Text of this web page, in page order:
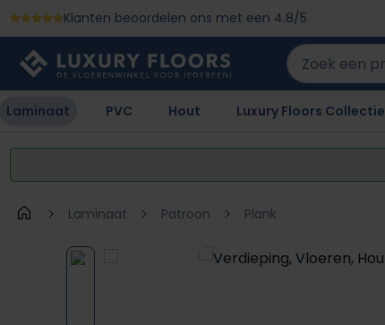
naar de hoofdinhoud
Ga naar de zoekopdracht
Ga naar de hoofdnavigatie
Klanten beoordelen ons met een 4.8/5
Laminaat PVC Hout Luxury Floors Collectie
Laminaat Patroon Plank
Afbeeldingengalerij overslaan